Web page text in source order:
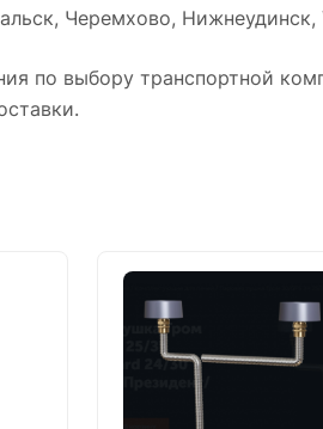
Черемхово,
по выбору транспортной